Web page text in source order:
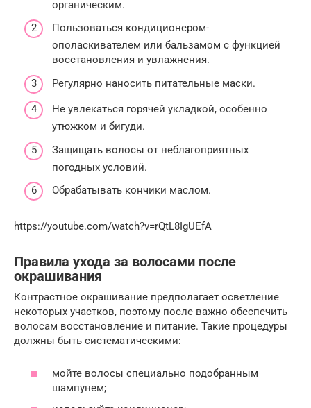
органическим.
Пользоваться кондиционером-
ополаскивателем или бальзамом с функцией
восстановления и увлажнения.
Регулярно наносить питательные маски.
Не увлекаться горячей укладкой, особенно
утюжком и бигуди.
Защищать волосы от неблагоприятных
погодных условий.
Обрабатывать кончики маслом.
https://youtube.com/watch?v=rQtL8IgUEfA
Правила ухода за волосами после
окрашивания
Контрастное окрашивание предполагает осветление
некоторых участков, поэтому после важно обеспечить
волосам восстановление и питание. Такие процедуры
должны быть систематическими:
мойте волосы специально подобранным
шампунем;